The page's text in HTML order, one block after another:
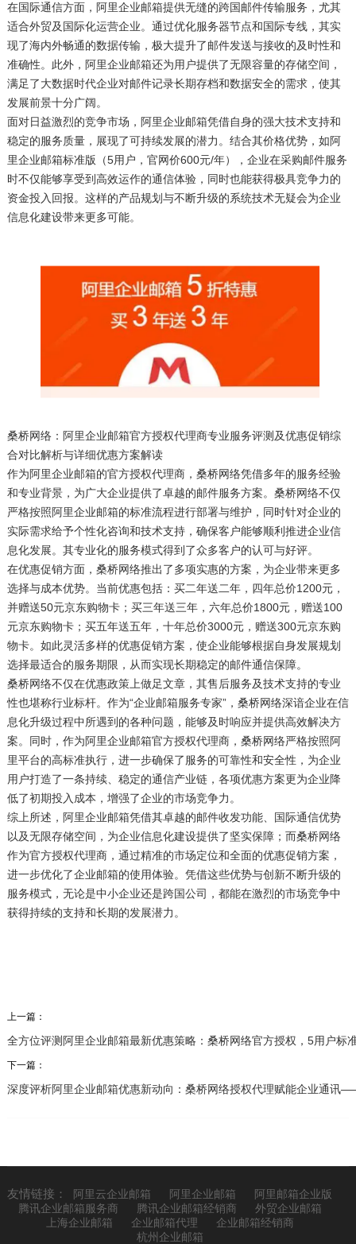
在国际通信方面，阿里企业邮箱提供无缝的跨国邮件传输服务，尤其
适合外贸及国际化运营企业。通过优化服务器节点和国际专线，其实
现了海内外畅通的数据传输，极大提升了邮件发送与接收的及时性和
准确性。此外，阿里企业邮箱还为用户提供了无限容量的存储空间，
满足了大数据时代企业对邮件记录长期存档和数据安全的需求，使其
发展前景十分广阔。
面对日益激烈的竞争市场，阿里企业邮箱凭借自身的强大技术支持和
稳定的服务质量，展现了可持续发展的潜力。结合其价格优势，如阿
里企业邮箱标准版（5用户，官网价600元/年），企业在采购邮件服务
时不仅能够享受到高效运作的通信体验，同时也能获得极具竞争力的
资金投入回报。这样的产品规划与不断升级的系统技术无疑会为企业
信息化建设带来更多可能。
桑桥网络：阿里企业邮箱官方授权代理商专业服务评测及优惠促销综
合对比解析与详细优惠方案解读
作为阿里企业邮箱的官方授权代理商，桑桥网络凭借多年的服务经验
和专业背景，为广大企业提供了卓越的邮件服务方案。桑桥网络不仅
严格按照阿里企业邮箱的标准流程进行部署与维护，同时针对企业的
实际需求给予个性化咨询和技术支持，确保客户能够顺利推进企业信
息化发展。其专业化的服务模式得到了众多客户的认可与好评。
在优惠促销方面，桑桥网络推出了多项实惠的方案，为企业带来更多
选择与成本优势。当前优惠包括：买二年送二年，四年总价1200元，
并赠送50元京东购物卡；买三年送三年，六年总价1800元，赠送100
元京东购物卡；买五年送五年，十年总价3000元，赠送300元京东购
物卡。如此灵活多样的优惠促销方案，使企业能够根据自身发展规划
选择最适合的服务期限，从而实现长期稳定的邮件通信保障。
桑桥网络不仅在优惠政策上做足文章，其售后服务及技术支持的专业
性也堪称行业标杆。作为“企业邮箱服务专家”，桑桥网络深谙企业在信
息化升级过程中所遇到的各种问题，能够及时响应并提供高效解决方
案。同时，作为阿里企业邮箱官方授权代理商，桑桥网络严格按照阿
里平台的高标准执行，进一步确保了服务的可靠性和安全性，为企业
用户打造了一条持续、稳定的通信产业链，各项优惠方案更为企业降
低了初期投入成本，增强了企业的市场竞争力。
综上所述，阿里企业邮箱凭借其卓越的邮件收发功能、国际通信优势
以及无限存储空间，为企业信息化建设提供了坚实保障；而桑桥网络
作为官方授权代理商，通过精准的市场定位和全面的优惠促销方案，
进一步优化了企业邮箱的使用体验。凭借这些优势与创新不断升级的
服务模式，无论是中小企业还是跨国公司，都能在激烈的市场竞争中
获得持续的支持和长期的发展潜力。
上一篇：
全方位评测阿里企业邮箱最新优惠策略：桑桥网络官方授权，5用户
下一篇：
深度评析阿里企业邮箱优惠新动向：桑桥网络授权代理赋能企业通讯
友情链接： 阿里云企业邮箱 阿里企业邮箱
阿里邮箱企业版
腾讯企业邮箱服务商
腾讯企业邮箱经销商
外贸企业邮箱
上海企业邮箱
企业邮箱代理
企业邮箱经销商
杭州企业邮箱